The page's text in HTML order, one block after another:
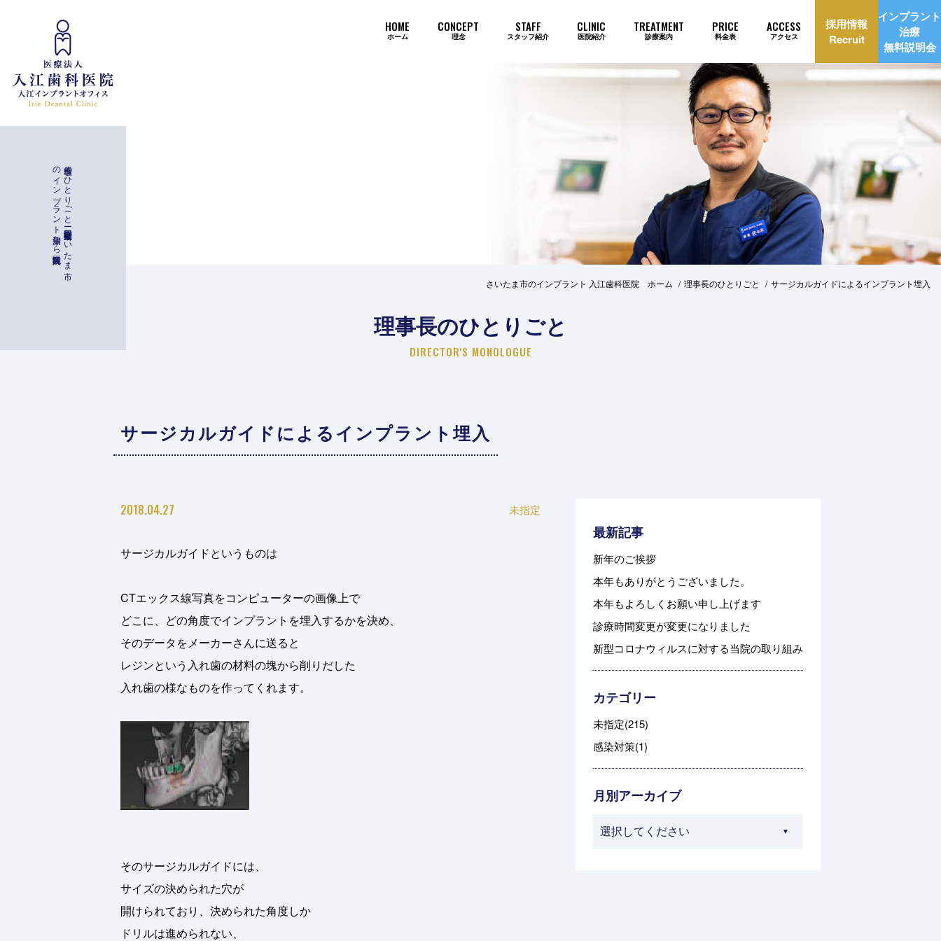
理事長の
ひ
と
り
ご
と
ー
与野駅徒歩二分
埼玉県さ
い
た
ま
市
の
イ
ン
プ
ラ
ン
ト
治療な
ら
入江歯科医院
HOME
ホーム
CONCEPT
理念
STAFF
スタッフ紹介
CLINIC
医院紹介
TREATMENT
診療案内
インプラント治療自動見積もり
PRICE
料金表
ACCESS
アクセス
採用情報
Recruit
インプラント
治療
無料説明会
さいたま市のインプラント 入江歯科医院 ホーム 理事長のひとりごと サージカルガイドによるインプラント埋入
理事長のひとりごと
DIRECTOR'S MONOLOGUE
サージカルガイドによるインプラント埋入
2018.04.27 未指定
サージカルガイドというものは
CTエックス線写真をコンピューターの画像上で
どこに、どの角度でインプラントを埋入するかを決め、
そのデータをメーカーさんに送ると
レジンという入れ歯の材料の塊から削りだした
入れ歯の様なものを作ってくれます。
そのサージカルガイドには、
サイズの決められた穴が
開けられており、決められた角度しか
ドリルは進められない、
最新記事
新年のご挨拶
本年もありがとうございました。
本年もよろしくお願い申し上げます
診療時間変更が変更になりました
新型コロナウィルスに対する当院の取り組み
カテゴリー
未指定(215)
感染対策(1)
月別アーカイブ